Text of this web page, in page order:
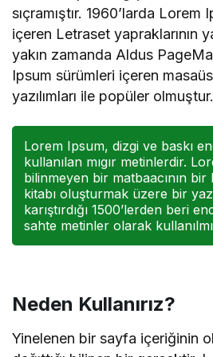
sıçramıştır. 1960’larda Lorem
içeren Letraset yapraklarının
yakın zamanda Aldus
Ipsum sürümleri içeren
yazılımları ile popüler olmuştur.
Lorem Ipsum, dizgi ve baskı
kullanılan mıgır metinlerdir.
bilinmeyen bir matbaacının
kitabı oluşturmak üzere bir
karıştırdığı 1500’lerden beri
sahte metinler olarak
Neden Kullanırız?
Yinelenen bir sayfa içeriğinin